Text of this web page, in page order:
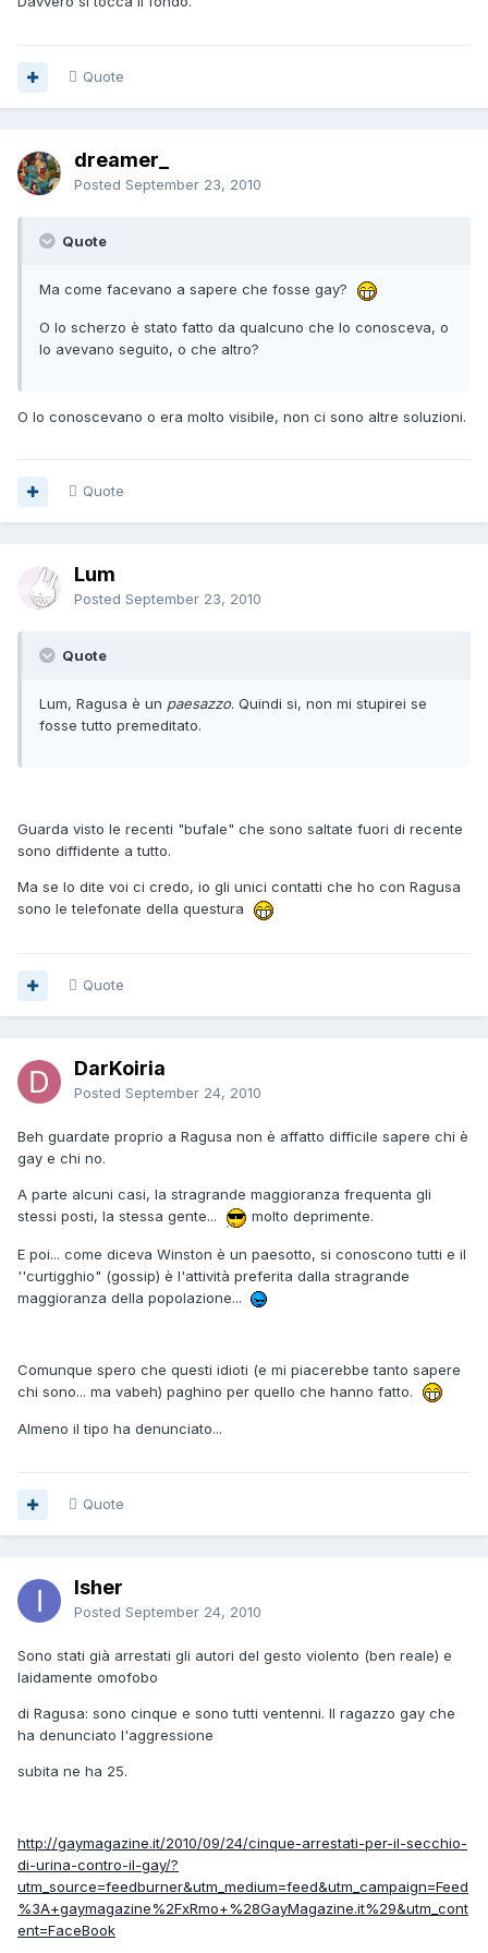
Quote
dreamer_
Posted September 23, 2010
Quote
Ma come facevano a sapere che fosse gay?
O lo scherzo è stato fatto da qualcuno che lo conosceva, o
lo avevano seguito, o che altro?
O lo conoscevano o era molto visibile, non ci sono altre soluzioni.
Quote
Lum
Posted September 23, 2010
Quote
Lum, Ragusa è un paesazzo. Quindi si, non mi stupirei se
fosse tutto premeditato.
Guarda visto le recenti "bufale" che sono saltate fuori di recente
sono diffidente a tutto.
Ma se lo dite voi ci credo, io gli unici contatti che ho con Ragusa
sono le telefonate della questura
Quote
DarKoiria
Posted September 24, 2010
Beh guardate proprio a Ragusa non è affatto difficile sapere chi è
gay e chi no.
A parte alcuni casi, la stragrande maggioranza frequenta gli
stessi posti, la stessa gente...
molto deprimente.
E poi... come diceva Winston è un paesotto, si conoscono tutti e il
''curtigghio" (gossip) è l'attività preferita dalla stragrande
maggioranza della popolazione...
Comunque spero che questi idioti (e mi piacerebbe tanto sapere
chi sono... ma vabeh) paghino per quello che hanno fatto.
Almeno il tipo ha denunciato...
Quote
Isher
Posted September 24, 2010
Sono stati già arrestati gli autori del gesto violento (ben reale) e
laidamente omofobo
di Ragusa: sono cinque e sono tutti ventenni. Il ragazzo gay che
ha denunciato l'aggressione
subita ne ha 25.
http://gaymagazine.it/2010/09/24/cinque-arrestati-per-il-secchio-
di-urina-contro-il-gay/?
utm_source=feedburner&utm_medium=feed&utm_campaign=Feed
%3A+gaymagazine%2FxRmo+%28GayMagazine.it%29&utm_cont
ent=FaceBook